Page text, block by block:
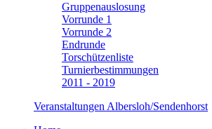
Gruppenauslosung
Vorrunde 1
Vorrunde 2
Endrunde
Torschützenliste
Turnierbestimmungen
2011 - 2019
Veranstaltungen Albersloh/Sendenhorst